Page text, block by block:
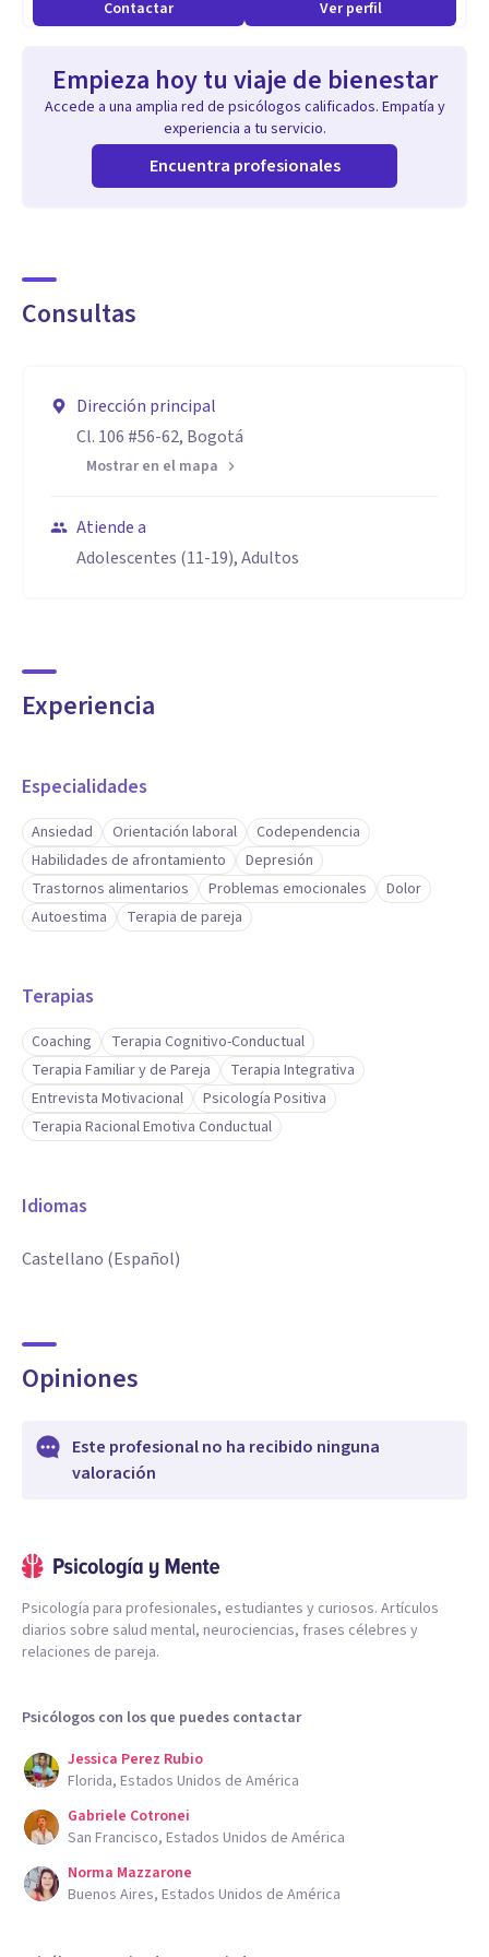
trastornos obsesivos como la celotipia, problemas de
problemas alimenticios como trastorno por atracón o
bulimia, disfunciones sexuales, déficit en solución de
problemas, agresividad, problemas para dejar de fumar,
desarrollo personal, manejo de la ira, resolución de
Contactar Ver perfil
Empieza hoy tu viaje de bienestar
Accede a una amplia red de psicólogos calificados. Empatía y
experiencia a tu servicio.
Encuentra profesionales
Consultas
Dirección principal
Cl. 106 #56-62, Bogotá
Mostrar en el mapa
Atiende a
Adolescentes (11-19), Adultos
Experiencia
Especialidades
Ansiedad Orientación laboral
Codependencia
Habilidades de afrontamiento
Depresión
Trastornos alimentarios
Problemas emocionales
Dolor
Autoestima
Terapia de pareja
Terapias
Coaching
Terapia Cognitivo-Conductual
Terapia Familiar y de Pareja
Terapia Integrativa
Entrevista Motivacional
Psicología Positiva
Terapia Racional Emotiva Conductual
Idiomas
Castellano (Español)
Opiniones
Este profesional no ha recibido ninguna
valoración
Psicología para profesionales, estudiantes y curiosos. Artículos
diarios sobre salud mental, neurociencias, frases célebres y
relaciones de pareja.
Psicólogos con los que puedes contactar
Jessica Perez Rubio
Florida, Estados Unidos de América
Gabriele Cotronei
San Francisco, Estados Unidos de América
Norma Mazzarone
Buenos Aires, Estados Unidos de América